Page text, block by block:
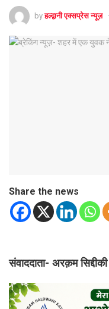
by हल्द्वानी एक्सप्रेस न्यूज़
Share the news
संवाददाता- अरक़म सिद्दीकी